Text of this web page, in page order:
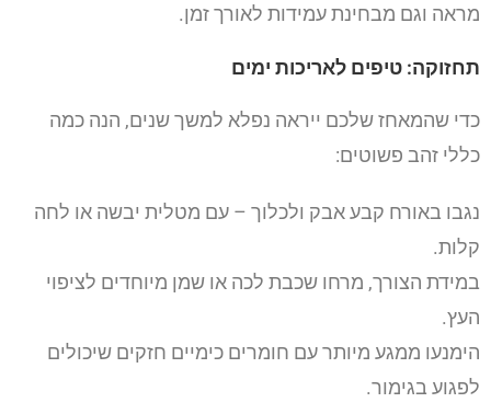
מראה וגם מבחינת עמידות לאורך זמן.
תחזוקה: טיפים לאריכות ימים
כדי שהמאחז שלכם ייראה נפלא למשך שנים, הנה כמה
כללי זהב פשוטים:
נגבו באורח קבע אבק ולכלוך – עם מטלית יבשה או לחה
קלות.
במידת הצורך, מרחו שכבת לכה או שמן מיוחדים לציפוי
העץ.
הימנעו ממגע מיותר עם חומרים כימיים חזקים שיכולים
לפגוע בגימור.